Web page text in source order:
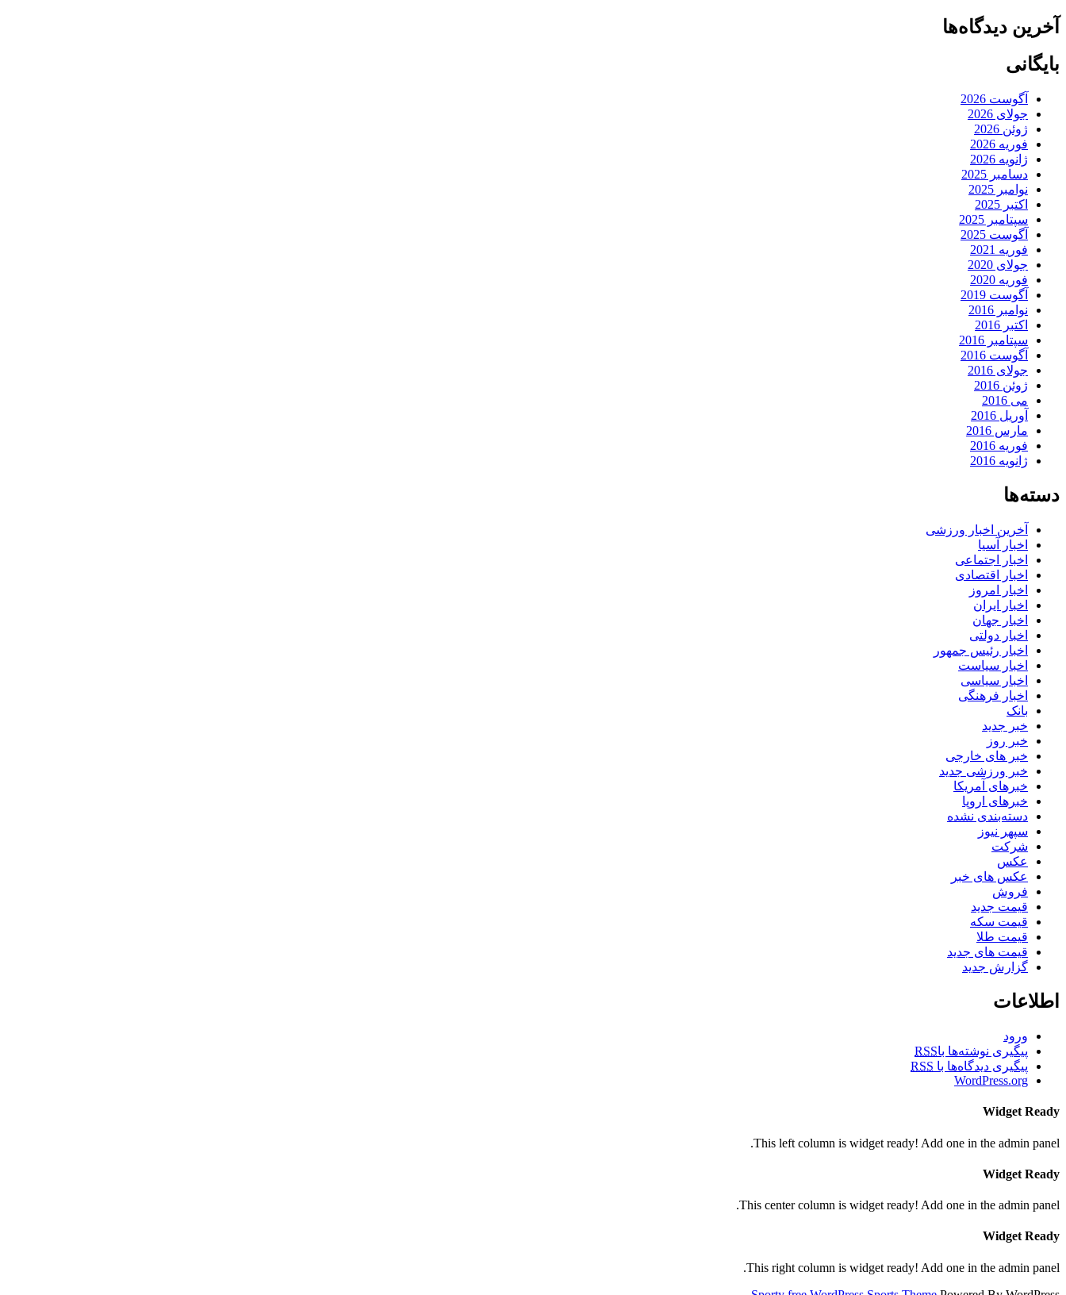
آخرین دیدگاه‌ها
بایگانی
آگوست 2026
جولای 2026
ژوئن 2026
فوریه 2026
ژانویه 2026
دسامبر 2025
نوامبر 2025
اکتبر 2025
سپتامبر 2025
آگوست 2025
فوریه 2021
جولای 2020
فوریه 2020
آگوست 2019
نوامبر 2016
اکتبر 2016
سپتامبر 2016
آگوست 2016
جولای 2016
ژوئن 2016
می 2016
آوریل 2016
مارس 2016
فوریه 2016
ژانویه 2016
دسته‌ها
آخرین اخبار ورزشی
اخبار آسیا
اخبار اجتماعی
اخبار اقتصادی
اخبار امروز
اخبار ایران
اخبار جهان
اخبار دولتی
اخبار رئیس جمهور
اخبار سیاست
اخبار سیاسی
اخبار فرهنگی
بانک
خبر جدید
خبر روز
خبر های خارجی
خبر ورزشی جدید
خبرهای آمریکا
خبرهای اروپا
دسته‌بندی نشده
سپهر نیوز
شرکت
عکس
عکس های خبر
فروش
قیمت جدید
قیمت سکه
قیمت طلا
قیمت های جدید
گزارش جدید
اطلاعات
ورود
پیگیری نوشته‌ها باRSS
پیگیری دیدگاه‌ها با RSS
WordPress.org
Widget Ready
This left column is widget ready! Add one in the admin panel.
Widget Ready
This center column is widget ready! Add one in the admin panel.
Widget Ready
This right column is widget ready! Add one in the admin panel.